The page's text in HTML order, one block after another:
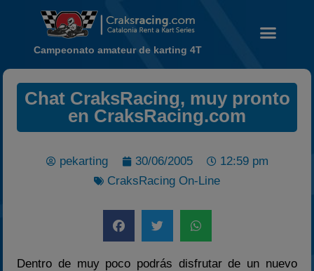
Calendario
Temporada 2026
Campeonato
Temporadas anteriores
Campeonato amateur de karting 4T
Chat CraksRacing, muy pronto
en CraksRacing.com
pekarting 30/06/2005
12:59 pm
CraksRacing On-Line
Dentro de muy poco podrás disfrutar de un nuevo